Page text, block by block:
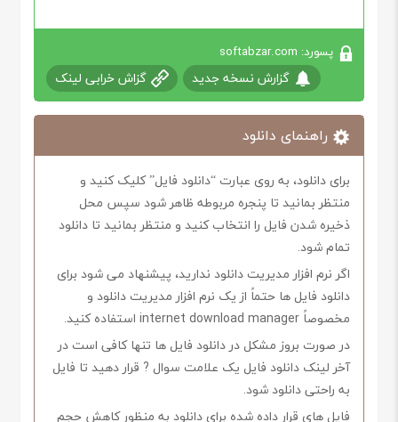
پسورد: softabzar.com
گزارش نسخه جدید گزاش خرابی لینک
راهنمای دانلود
برای دانلود، به روی عبارت “دانلود فایل” کلیک کنید و
منتظر بمانید تا پنجره مربوطه ظاهر شود سپس محل
ذخیره شدن فایل را انتخاب کنید و منتظر بمانید تا دانلود
تمام شود.
اگر نرم افزار مدیریت دانلود ندارید، پیشنهاد می شود برای
دانلود فایل ها حتماً از یک نرم افزار مدیریت دانلود و
مخصوصاً internet download manager استفاده کنید.
در صورت بروز مشکل در دانلود فایل ها تنها کافی است در
آخر لینک دانلود فایل یک علامت سوال ? قرار دهید تا فایل
به راحتی دانلود شود.
فایل های قرار داده شده برای دانلود به منظور کاهش حجم